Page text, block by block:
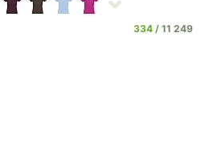
334
11 249